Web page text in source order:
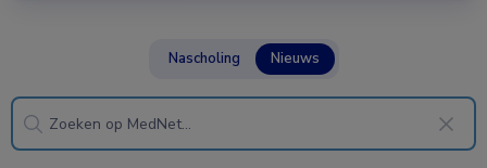
Nascholing Nieuws